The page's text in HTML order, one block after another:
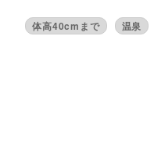
体高40cmまで 温泉